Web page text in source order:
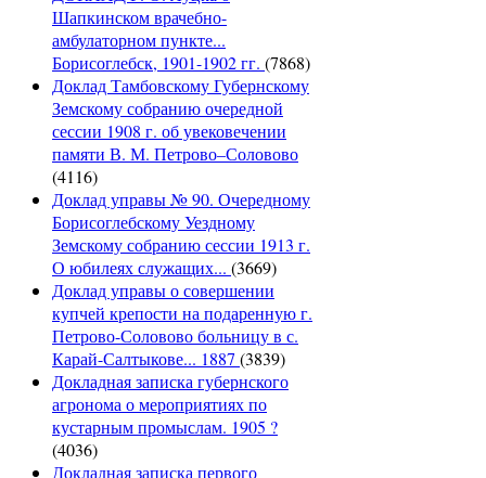
Шапкинском врачебно-
амбулаторном пункте...
Борисоглебск, 1901-1902 гг. (7868)
Доклад Тамбовскому Губернскому
Земскому собранию очередной
сессии 1908 г. об увековечении
памяти В. М. Петрово–Соловово
(4116)
Доклад управы № 90. Очередному
Борисоглебскому Уездному
Земскому собранию сессии 1913 г.
О юбилеях служащих... (3669)
Доклад управы о совершении
купчей крепости на подаренную г.
Петрово-Соловово больницу в с.
Карай-Салтыкове... 1887 (3839)
Докладная записка губернского
агронома о мероприятиях по
кустарным промыслам. 1905 ?
(4036)
Докладная записка первого